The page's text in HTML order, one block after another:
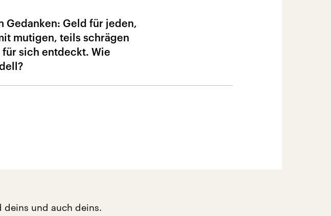
Gedanken: Geld für jeden,
mutigen, teils schrägen
für sich entdeckt. Wie
deins und auch deins.